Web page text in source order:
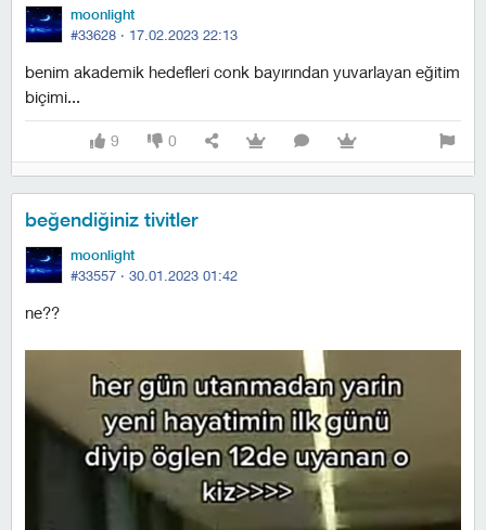
moonlight
#33628 · 17.02.2023 22:13
benim akademik hedefleri conk bayırından yuvarlayan eğitim
biçimi...
9 0
beğendiğiniz tivitler
moonlight
#33557 · 30.01.2023 01:42
ne??